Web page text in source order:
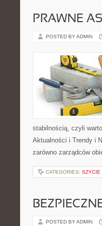
PRAWNE
POSTED BY ADMIN
stabilnością, czyli
Aktualności i Trendy i
zarówno zarządców
CATEGORIES: SZYCIE
POSTED BY ADMIN